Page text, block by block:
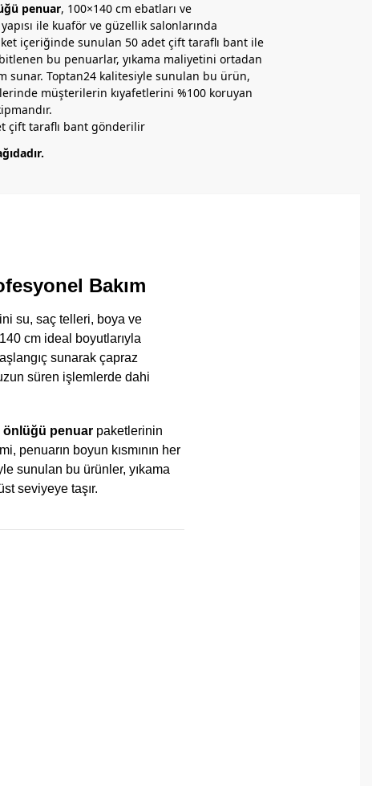
penuar, 100×140 cm ebatları ve
ile kuaför ve güzellik salonlarında
içeriğinde sunulan 50 adet çift taraflı bant ile
bu penuarlar, yıkama maliyetini ortadan
sunar. Toptan24 kalitesiyle sunulan bu ürün,
müşterilerin kıyafetlerini %100 koruyan
çift taraflı bant gönderilir
Bakım
su, saç telleri, boya ve
cm ideal boyutlarıyla
sunarak çapraz
süren işlemlerde dahi
önlüğü penuarpaketlerinin
penuarın boyun kısmının her
sunulan bu ürünler, yıkama
seviyeye taşır.